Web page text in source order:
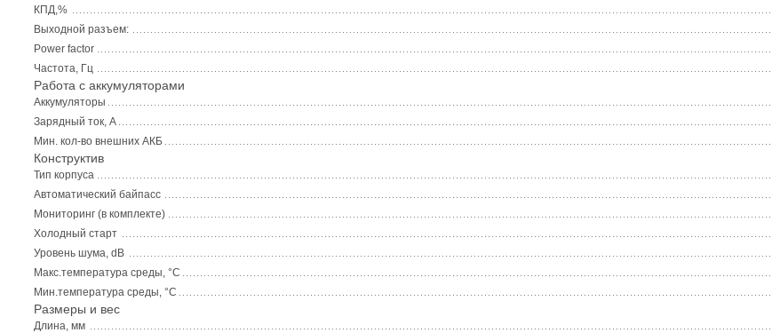
КПД,%
Выходной разъем:
Power factor
Частота, Гц
Работа с аккумуляторами
Аккумуляторы
Зарядный ток, А
Мин. кол-во внешних АКБ
Конструктив
Тип корпуса
Автоматический байпасс
Мониторинг (в комплекте)
Холодный старт
Уровень шума, dB
Макс.температура среды, °С
Мин.температура среды, °С
Размеры и вес
Длина, мм